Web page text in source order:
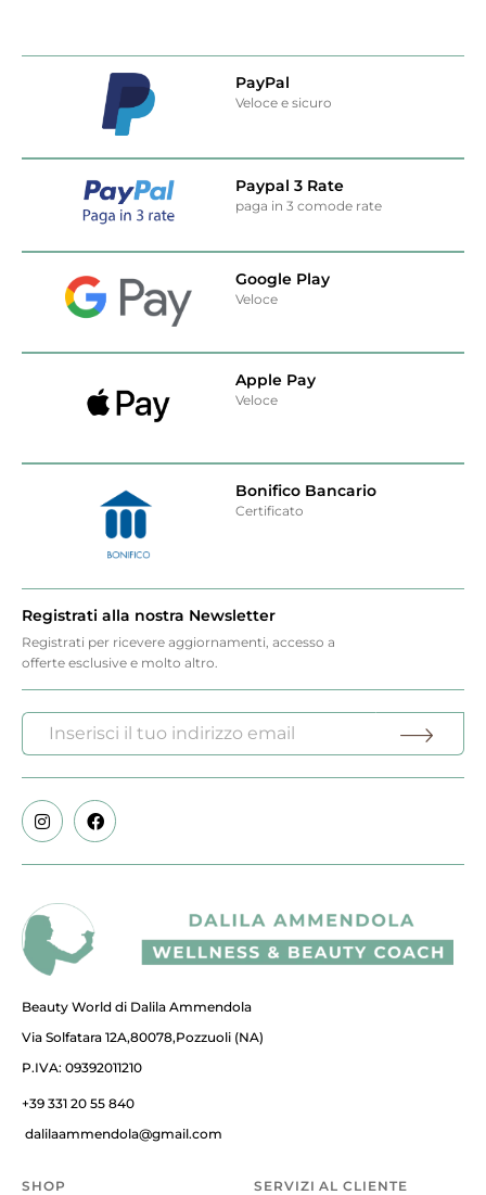
PayPal
Veloce e sicuro
Paypal 3 Rate
paga in 3 comode rate
Google Play
Veloce
Apple Pay
Veloce
Bonifico Bancario
Certificato
Registrati alla nostra Newsletter
Registrati per ricevere aggiornamenti, accesso a
offerte esclusive e molto altro.
Beauty World di Dalila Ammendola
Via Solfatara 12A,80078,Pozzuoli (NA)
P.IVA: 09392011210
+39 331 20 55 840
dalilaammendola@gmail.com
SHOP SERVIZI AL CLIENTE